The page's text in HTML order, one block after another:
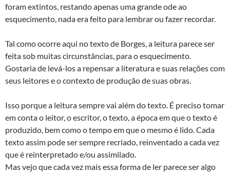
foram extintos, restando apenas uma grande ode ao
esquecimento, nada era feito para lembrar ou fazer recordar.
Tal como ocorre aqui no texto de Borges, a leitura parece ser
feita sob muitas circunstâncias, para o esquecimento.
Gostaria de levá-los a repensar a literatura e suas relações com
seus leitores e o contexto de produção de suas obras.
Isso porque a leitura sempre vai além do texto. É preciso tomar
em conta o leitor, o escritor, o texto, a época em que o texto é
produzido, bem como o tempo em que o mesmo é lido. Cada
texto assim pode ser sempre recriado, reinventado a cada vez
que é reinterpretado e/ou assimilado.
Mas vejo que cada vez mais essa forma de ler parece ser algo